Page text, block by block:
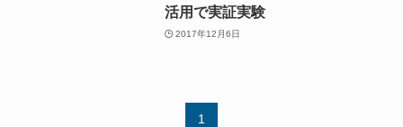
活用で実証実験
2017年12月6日
1